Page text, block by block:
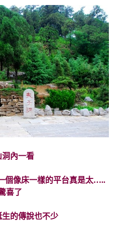
洞內一看
個像床一樣的平台真是太…..
喜了
生的傳說也不少